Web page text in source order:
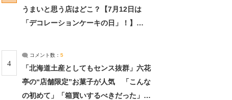
うまいと思う店はどこ？【7月12日は
「デコレーションケーキの日」！】
4
コメント数： 5
「北海道土産としてもセンス抜群」六花
亭の“店舗限定”お菓子が人気 「こんな
の初めて」「箱買いするべきだった」